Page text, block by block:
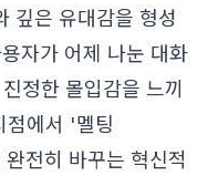
깊은 유대감을 형성
자가 어제 나눈 대화
정한 몰입감을 느끼
점에서 '멜팅
전히 바꾸는 혁신적